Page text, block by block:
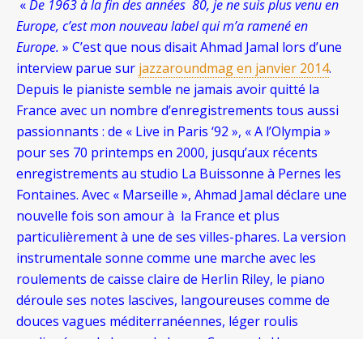
«De 1963 à la fin des années 80, je ne suis plus venu en
Europe, c’est mon nouveau label qui m’a ramené en
Europe. » C’est que nous disait Ahmad Jamal lors d’une
interview parue sur jazzaroundmag en janvier 2014.
Depuis le pianiste semble ne jamais avoir quitté la
France avec un nombre d’enregistrements tous aussi
passionnants : de « Live in Paris ‘92 », « A l’Olympia »
pour ses 70 printemps en 2000, jusqu’aux récents
enregistrements au studio La Buissonne à Pernes les
Fontaines. Avec « Marseille », Ahmad Jamal déclare une
nouvelle fois son amour à la France et plus
particulièrement à une de ses villes-phares. La version
instrumentale sonne comme une marche avec les
roulements de caisse claire de Herlin Riley, le piano
déroule ses notes lascives, langoureuses comme de
douces vagues méditerranéennes, léger roulis